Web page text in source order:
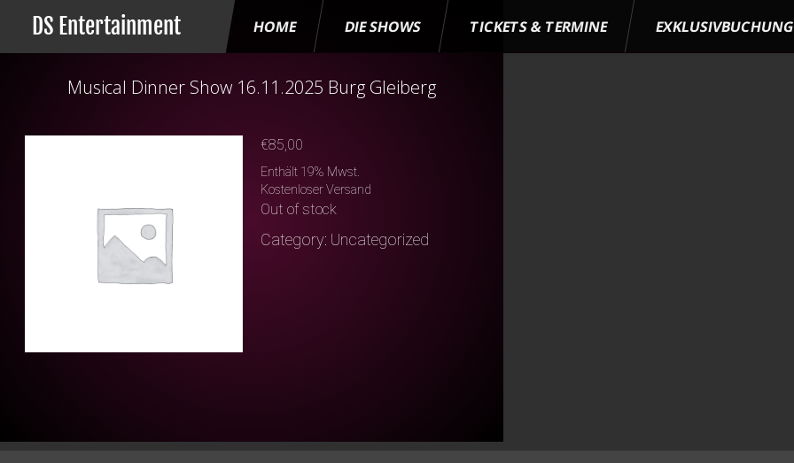
DS Entertainment HOME DIE SHOWS TICKETS & TERMINE EXKLUSIVBUCHUNG
Musical Dinner Show 16.11.2025 Burg Gleiberg
€85,00
Enthält 19% Mwst.
Kostenloser Versand
Out of stock
Category: Uncategorized